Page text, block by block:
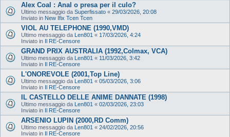
Alex Coal : Anal o presa per il culo?
Ultimo messaggio da Superfissato « 29/03/2026, 20:08
Inviato in New Ifix Tcen Tcen
VIOL AU TELEPHONE (1990,VMD)
Ultimo messaggio da Len801 « 17/03/2026, 4:24
Inviato in Il RE-Censore
GRAND PRIX AUSTRALIA (1992,Colmax, VCA)
Ultimo messaggio da Len801 « 11/03/2026, 3:42
Inviato in Il RE-Censore
L'ONOREVOLE (2001,Top Line)
Ultimo messaggio da Len801 « 05/03/2026, 3:06
Inviato in Il RE-Censore
IL CASTELLO DELLE ANIME DANNATE (1998)
Ultimo messaggio da Len801 « 02/03/2026, 23:03
Inviato in Il RE-Censore
ARSENIO LUPIN (2000,RD Comm)
Ultimo messaggio da Len801 « 24/02/2026, 20:56
Inviato in Il RE-Censore